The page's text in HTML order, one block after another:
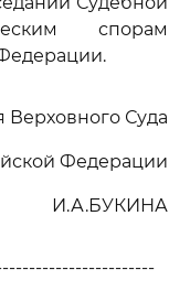
спорам
Верховного Суда
Федерации
И.А.БУКИНА